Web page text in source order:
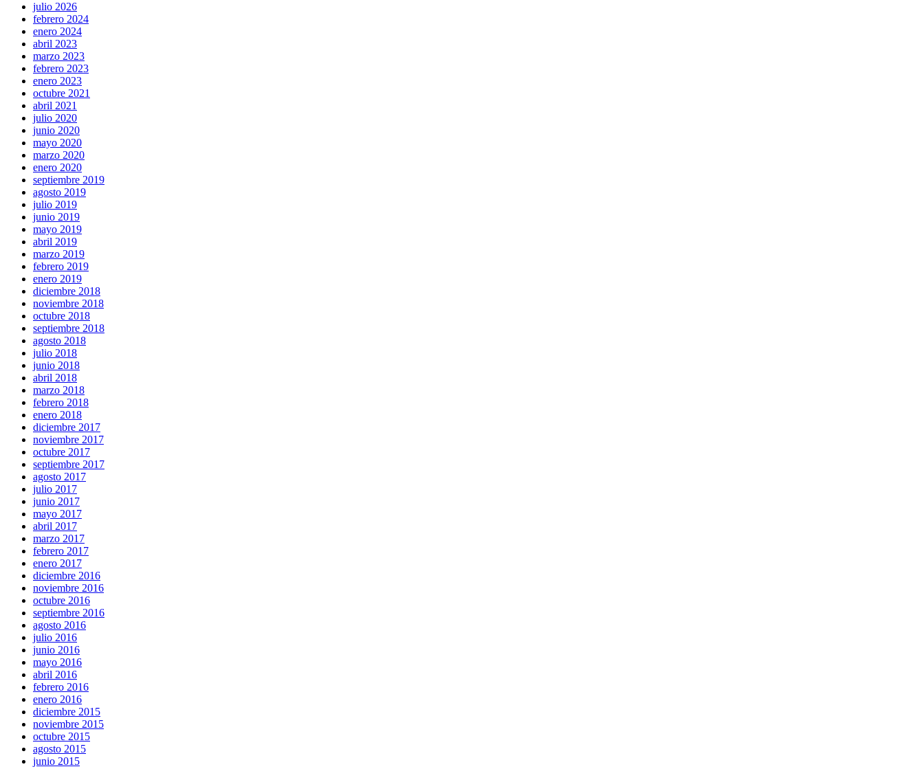
julio 2026
febrero 2024
enero 2024
abril 2023
marzo 2023
febrero 2023
enero 2023
octubre 2021
abril 2021
julio 2020
junio 2020
mayo 2020
marzo 2020
enero 2020
septiembre 2019
agosto 2019
julio 2019
junio 2019
mayo 2019
abril 2019
marzo 2019
febrero 2019
enero 2019
diciembre 2018
noviembre 2018
octubre 2018
septiembre 2018
agosto 2018
julio 2018
junio 2018
abril 2018
marzo 2018
febrero 2018
enero 2018
diciembre 2017
noviembre 2017
octubre 2017
septiembre 2017
agosto 2017
julio 2017
junio 2017
mayo 2017
abril 2017
marzo 2017
febrero 2017
enero 2017
diciembre 2016
noviembre 2016
octubre 2016
septiembre 2016
agosto 2016
julio 2016
junio 2016
mayo 2016
abril 2016
febrero 2016
enero 2016
diciembre 2015
noviembre 2015
octubre 2015
agosto 2015
junio 2015